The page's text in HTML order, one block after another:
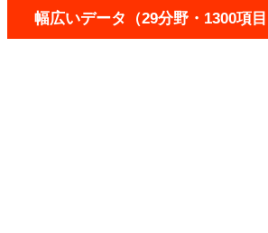
幅広いデータ（29分野・1300項